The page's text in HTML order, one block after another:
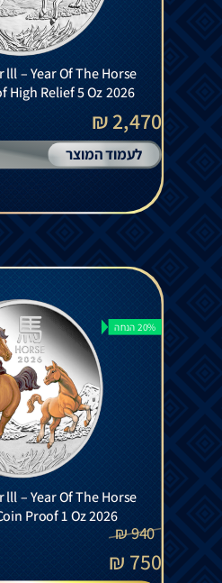
– Year Of The Horse
High Relief 5 Oz 2026
2,470 ₪
לעמוד המוצר
20% הנחה
– Year Of The Horse
Proof 1 Oz 2026
940
₪
750
₪